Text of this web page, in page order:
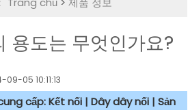
용도는 무엇인가요?
09-05 10:11:13
cấp: Kết nối | Dây dây nối | Sản